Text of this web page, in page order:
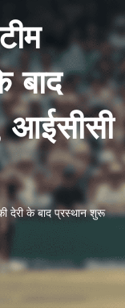
बाद
आईसीसी
देरी के बाद प्रस्थान शुरू